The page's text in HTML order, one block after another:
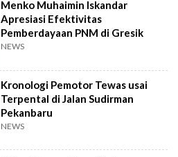
Menko Muhaimin Iskandar
Apresiasi Efektivitas
Pemberdayaan PNM di Gresik
NEWS
Kronologi Pemotor Tewas usai
Terpental di Jalan Sudirman
Pekanbaru
NEWS